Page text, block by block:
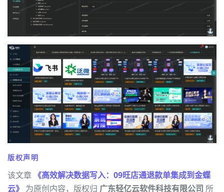
版权声明
该文章 《高效解决数据写入：09旺店通退款单集成到金蝶
云》 为原创内容，版权归 广东轻亿云软件科技有限公司 所